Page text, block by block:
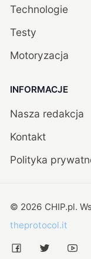
Technologie
Testy
Motoryzacja
INFORMACJE
Nasza redakcja
Kontakt
Polityka
© 2026 CHIP.pl.
theprotocol.it